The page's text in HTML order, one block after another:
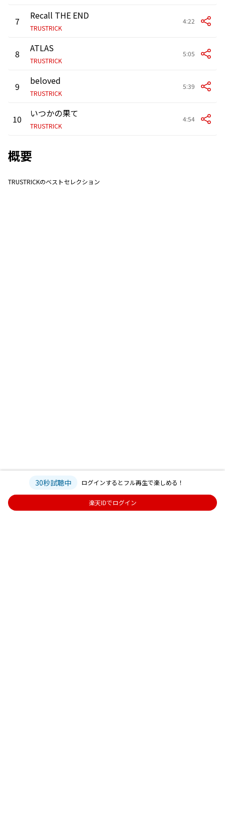
7 Recall THE END
TRUSTRICK
4:22
8 ATLAS
TRUSTRICK
5:05
9 beloved
TRUSTRICK
5:39
10 いつかの果て
TRUSTRICK
4:54
概要
TRUSTRICKのベストセレクション
30秒試聴中 ログインするとフル再生で楽しめる！
楽天IDでログイン